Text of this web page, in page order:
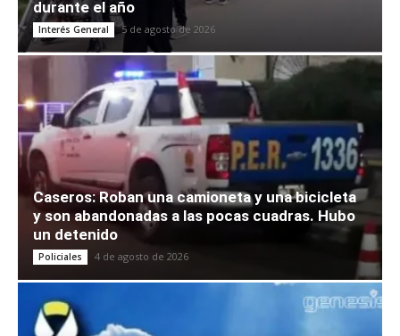
durante el año
Interés General 5 de agosto de 2026
Caseros: Roban una camioneta y una bicicleta
y son abandonadas a las pocas cuadras. Hubo
un detenido
Policiales 4 de agosto de 2026